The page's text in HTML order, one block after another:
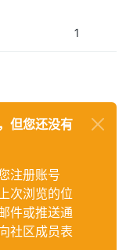
1
但您还没有
注册账号
次浏览的位
件或推送通
社区成员表